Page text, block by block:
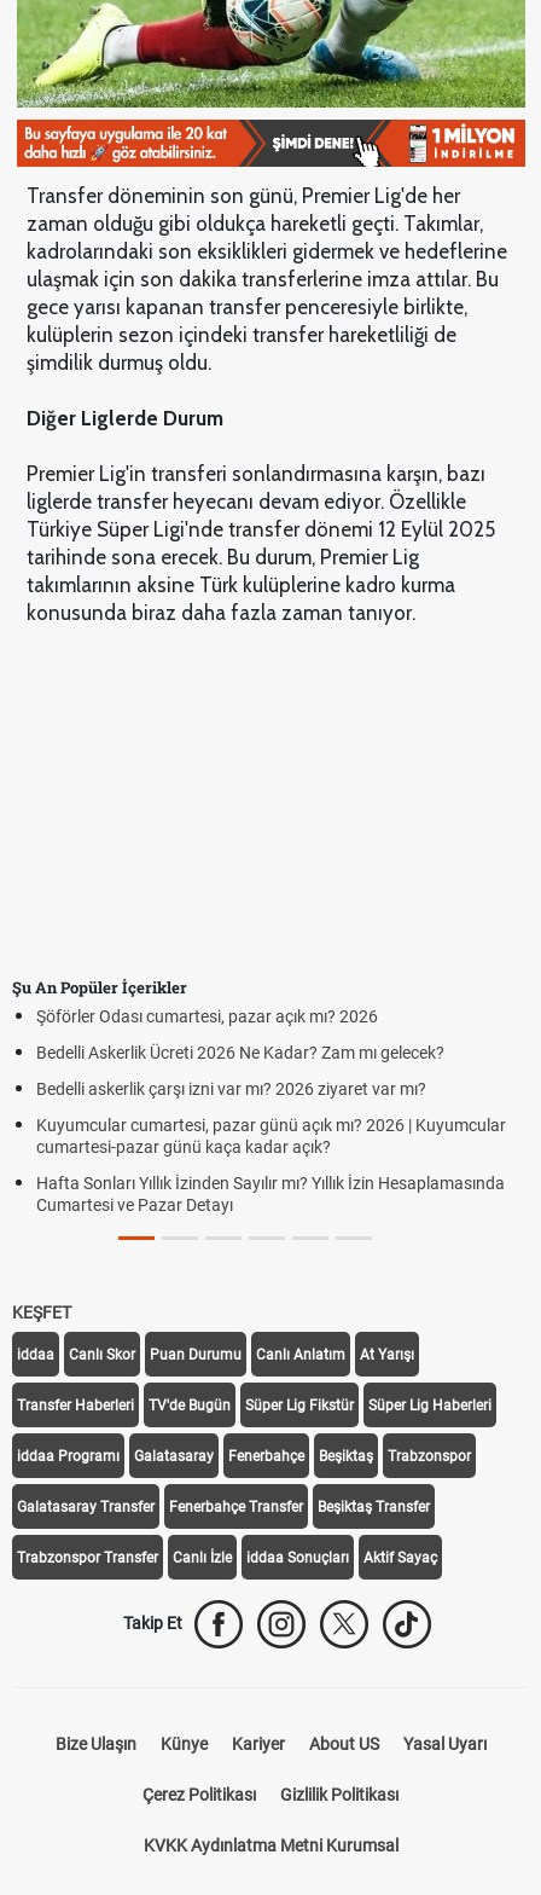
Transfer döneminin son günü, Premier Lig'de her
zaman olduğu gibi oldukça hareketli geçti. Takımlar,
kadrolarındaki son eksiklikleri gidermek ve hedeflerine
ulaşmak için son dakika transferlerine imza attılar. Bu
gece yarısı kapanan transfer penceresiyle birlikte,
kulüplerin sezon içindeki transfer hareketliliği de
şimdilik durmuş oldu.
Diğer Liglerde Durum
Premier Lig'in transferi sonlandırmasına karşın, bazı
liglerde transfer heyecanı devam ediyor. Özellikle
Türkiye Süper Ligi'nde transfer dönemi 12 Eylül 2025
tarihinde sona erecek. Bu durum, Premier Lig
takımlarının aksine Türk kulüplerine kadro kurma
konusunda biraz daha fazla zaman tanıyor.
Şu An Popüler İçerikler
Şöförler Odası cumartesi, pazar açık mı? 2026
Bedelli Askerlik Ücreti 2026 Ne Kadar? Zam mı gelecek?
Bedelli askerlik çarşı izni var mı? 2026 ziyaret var mı?
Kuyumcular cumartesi, pazar günü açık mı? 2026 | Kuyumcular
cumartesi-pazar günü kaça kadar açık?
Hafta Sonları Yıllık İzinden Sayılır mı? Yıllık İzin Hesaplamasında
Cumartesi ve Pazar Detayı
KEŞFET
iddaa Canlı Skor Puan Durumu Canlı Anlatım At Yarışı
Transfer Haberleri TV'de Bugün Süper Lig Fikstür Süper Lig Haberleri
iddaa Programı Galatasaray Fenerbahçe Beşiktaş Trabzonspor
Galatasaray Transfer Fenerbahçe Transfer Beşiktaş Transfer
Trabzonspor Transfer Canlı İzle iddaa Sonuçları Aktif Sayaç
Takip Et
Bize Ulaşın Künye Kariyer About US Yasal Uyarı
Çerez Politikası Gizlilik Politikası
KVKK Aydınlatma Metni Kurumsal